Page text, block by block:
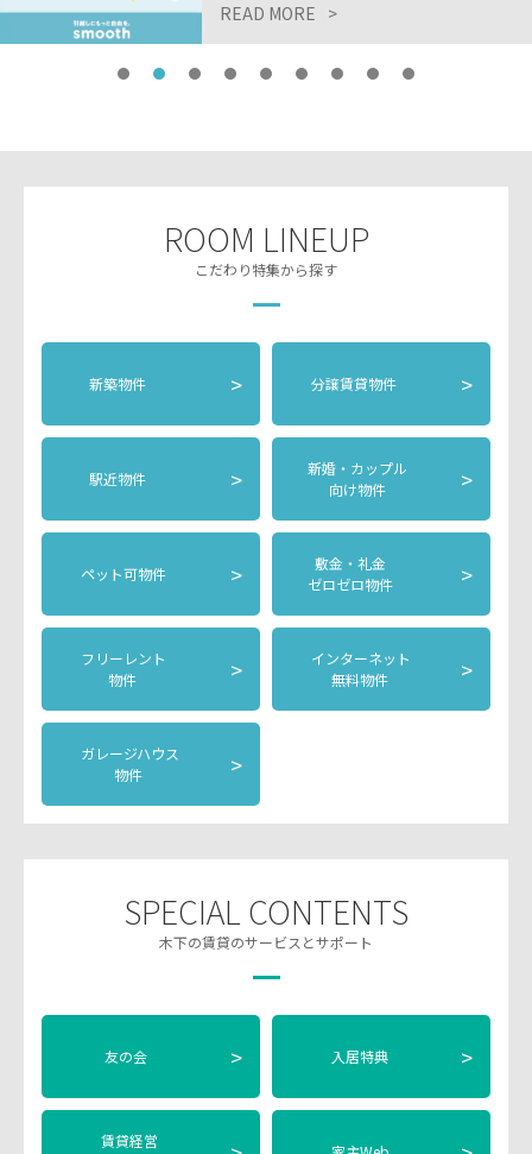
READ MORE >
ROOM LINEUP
こだわり特集から探す
新築物件 > 分譲賃貸物件 >
駅近物件 >
新婚・カップル
向け物件
>
ペット可物件 >
敷金・礼金
ゼロゼロ物件
>
フリーレント
物件
>
インターネット
無料物件
>
ガレージハウス
物件
>
SPECIAL CONTENTS
木下の賃貸のサービスとサポート
友の会 > 入居特典 >
賃貸経営